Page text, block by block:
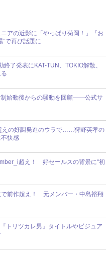
アの近影に「やっぱり菊岡！」『お
”で再び話題に
了発表にKAT-TUN、TOKIO解散、
制始動後からの騒動を回顧――公式サ
えの好調発進のウラで……狩野英孝の
快感
超え！ 好セールスの背景に“初
前作超え！ 元メンバー・中島裕翔
トリツカレ男』タイトルやビジュア